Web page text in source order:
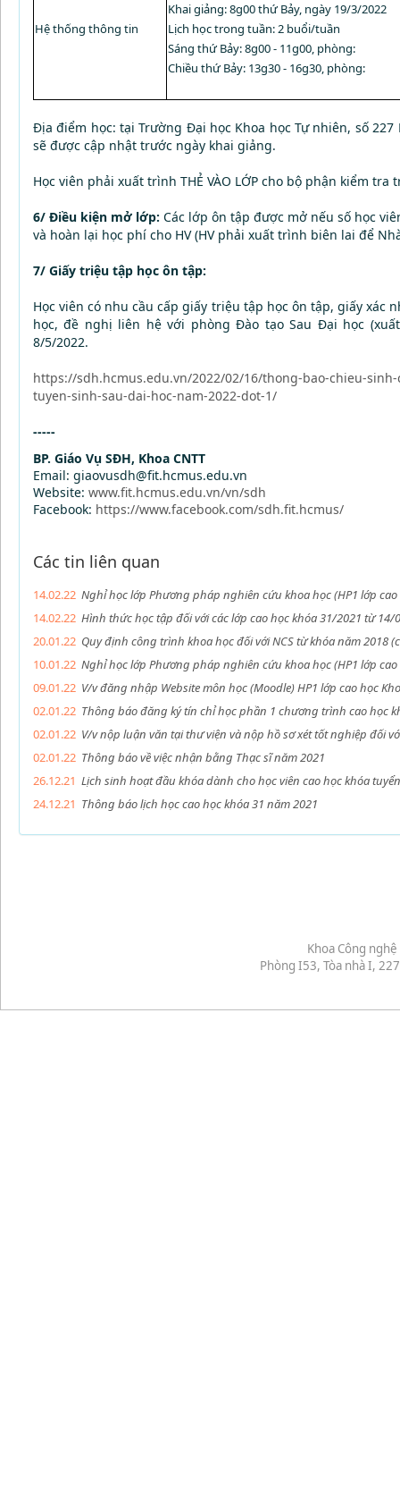
Hệ thống thông tin
Khai giảng: 8g00 thứ Bảy, ngày 19/3/2022
Lịch học trong tuần: 2 buổi/tuần
Sáng thứ Bảy: 8g00 - 11g00, phòng:
Chiều thứ Bảy: 13g30 - 16g30, phòng:
Địa điểm học: tại Trường Đại học Khoa học Tự nhiên, số 227
sẽ được cập nhật trước ngày khai giảng.
Học viên phải xuất trình THẺ VÀO LỚP cho bộ phận kiểm tra
6/ Điều kiện mở lớp:Các lớp ôn tập được mở nếu số học
và hoàn lại học phí cho HV (HV phải xuất trình biên lai để
7/ Giấy triệu tập học ôn tập:
Học viên có nhu cầu cấp giấy triệu tập học ôn tập, giấy
học, đề nghị liên hệ với phòng Đào tạo Sau Đại học
8/5/2022.
https://sdh.hcmus.edu.vn/2022/02/16/thong-bao-chieu-
tuyen-sinh-sau-dai-hoc-nam-2022-dot-1/
-----
BP. Giáo Vụ SĐH, Khoa CNTT
Email: giaovusdh@fit.hcmus.edu.vn
Website: www.fit.hcmus.edu.vn/vn/sdh
Facebook: https://www.facebook.com/sdh.fit.hcmus/
Các tin liên quan
14.02.22 Nghỉ học lớp Phương pháp nghiên cứu khoa học (HP1 lớp
14.02.22 Hình thức học tập đối với các lớp cao học khóa 31/2021 từ 14/
20.01.22 Quy định công trình khoa học đối với NCS từ khóa năm 2018
10.01.22 Nghỉ học lớp Phương pháp nghiên cứu khoa học (HP1 lớp
09.01.22 V/v đăng nhập Website môn học (Moodle) HP1 lớp cao học
02.01.22 Thông báo đăng ký tín chỉ học phần 1 chương trình cao học
02.01.22 V/v nộp luận văn tại thư viện và nộp hồ sơ xét tốt nghiệp đối
02.01.22 Thông báo về việc nhận bằng Thạc sĩ năm 2021
26.12.21 Lịch sinh hoạt đầu khóa dành cho học viên cao học khóa
24.12.21 Thông báo lịch học cao học khóa 31 năm 2021
Khoa Công
Phòng I53, Tòa nhà I,